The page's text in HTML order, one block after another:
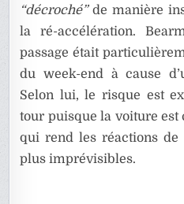
“décroché”de manière
la ré-accélération.
passage était
du week-end à cause
Selon lui, le risque est
tour puisque la voiture est
qui rend les réactions de
plus imprévisibles.